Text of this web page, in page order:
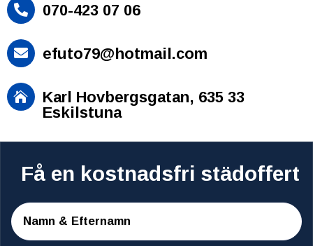
 070-423 07 06
 efuto79@hotmail.com

Karl Hovbergsgatan, 635 33
Eskilstuna
Få en kostnadsfri städoffert